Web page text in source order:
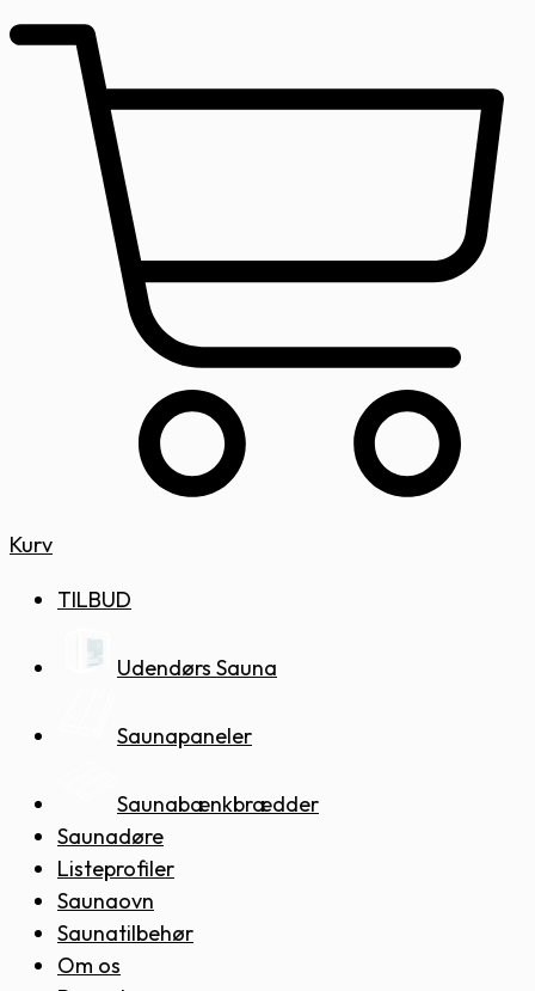
Kurv
TILBUD
Udendørs Sauna
Saunapaneler
Saunabænkbrædder
Saunadøre
Listeprofiler
Saunaovn
Saunatilbehør
Om os